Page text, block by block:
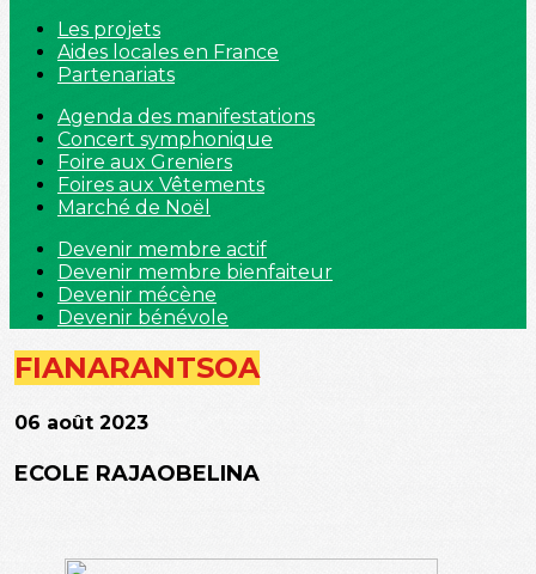
Les projets
Aides locales en France
Partenariats
Agenda des manifestations
Concert symphonique
Foire aux Greniers
Foires aux Vêtements
Marché de Noël
Devenir membre actif
Devenir membre bienfaiteur
Devenir mécène
Devenir bénévole
FIANARANTSOA
06 août 2023
ECOLE RAJAOBELINA